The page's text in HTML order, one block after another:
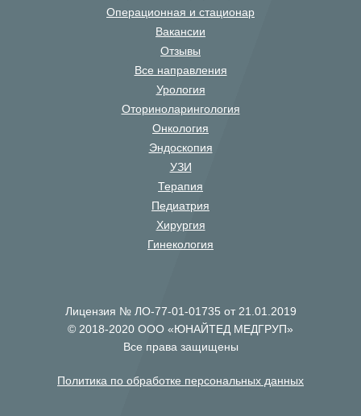
Операционная и стационар
Вакансии
Отзывы
Все направления
Урология
Оториноларингология
Онкология
Эндоскопия
УЗИ
Терапия
Педиатрия
Хирургия
Гинекология
Лицензия № ЛО-77-01-01735 от 21.01.2019
© 2018-2020 ООО «ЮНАЙТЕД МЕДГРУП»
Все права защищены
Политика по обработке персональных данных